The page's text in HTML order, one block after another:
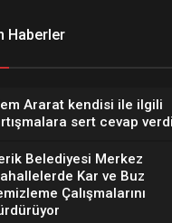
Haberler
Ararat kendisi ile ilgili
sert cevap
Belediyesi Merkez
Kar ve Buz
Çalışmalarını